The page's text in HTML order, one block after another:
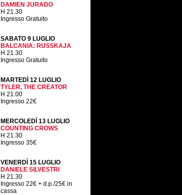
DAMIEN JURADO
H 21.30
Ingresso Gratuito
SABATO 9 LUGLIO
BALCANIA: RUSSKAJA
H 21.30
Ingresso Gratuito
MARTEDÌ 12 LUGLIO
TYLER, THE CREATOR
H 21.00
Ingresso 22€
MERCOLEDÌ 13 LUGLIO
COUNTING CROWS
H 21.30
Ingresso 35€
VENERDÌ 15 LUGLIO
DANIELE SILVESTRI
H 21.30
Ingresso 22€ + d.p./25€ in
cassa